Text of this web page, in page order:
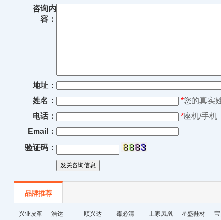
咨询内
容：
地址：
姓名：
*您的真实
电话：
*座机/手机
Email：
验证码：
品牌推荐
兴业皮革 浩达 顺兴达 霉必清
土家凤凰
星盛鞋材